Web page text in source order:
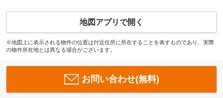
地図アプリで開く
※地図上に表示される物件の位置は付近住所に所在することを表すものであり、実際
の物件所在地とは異なる場合がございます。
お問い合わせ(無料)